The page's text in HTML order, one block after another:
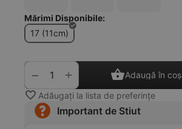
Mărimi Disponibile:
17 (11cm)
+
−
Adaugă în coș
Adăugați la lista de preferințe
Important de Stiut